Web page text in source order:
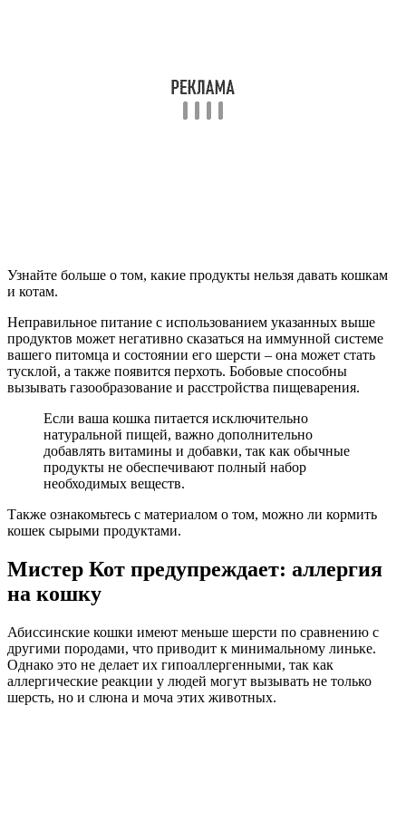
Узнайте больше о том, какие продукты нельзя давать кошкам
и котам.
Неправильное питание с использованием указанных выше
продуктов может негативно сказаться на иммунной системе
вашего питомца и состоянии его шерсти – она может стать
тусклой, а также появится перхоть. Бобовые способны
вызывать газообразование и расстройства пищеварения.
Если ваша кошка питается исключительно
натуральной пищей, важно дополнительно
добавлять витамины и добавки, так как обычные
продукты не обеспечивают полный набор
необходимых веществ.
Также ознакомьтесь с материалом о том, можно ли кормить
кошек сырыми продуктами.
Мистер Кот предупреждает: аллергия
на кошку
Абиссинские кошки имеют меньше шерсти по сравнению с
другими породами, что приводит к минимальному линьке.
Однако это не делает их гипоаллергенными, так как
аллергические реакции у людей могут вызывать не только
шерсть, но и слюна и моча этих животных.